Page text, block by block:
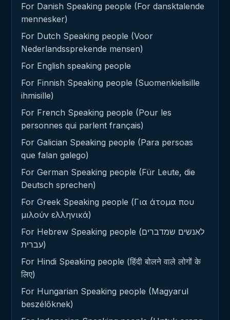
For Danish Speaking people (For dansktalende
mennesker)
For Dutch Speaking people (Voor
Nederlandssprekende mensen)
For English speaking people
For Finnish Speaking people (Suomenkielisille
ihmisille)
For French Speaking people (Pour les
personnes qui parlent français)
For Galician Speaking people (Para persoas
que falan galego)
For German Speaking people (Für Leute, die
Deutsch sprechen)
For Greek Speaking people (Για άτομα που
μιλούν ελληνικά)
For Hebrew Speaking people (לאנשים שמדברים
עברית)
For Hindi Speaking people (हिंदी बोलने वाले लोगों के
लिए)
For Hungarian Speaking people (Magyarul
beszélőknek)